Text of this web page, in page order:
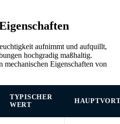
aufnimmt und aufquillt,
hochgradig maßhaltig.
Eigenschaften von
TYPISCHER
WERT